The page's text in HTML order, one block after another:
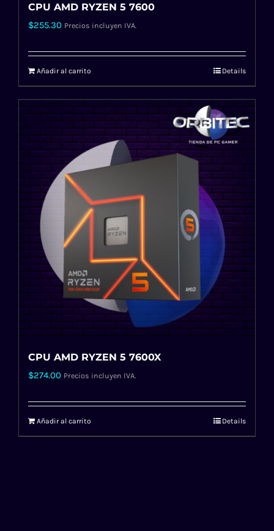
CPU AMD RYZEN 5 7600
$255.30 Precios incluyen IVA.
Añadir al carrito Details
CPU AMD RYZEN 5 7600X
$274.00 Precios incluyen IVA.
Añadir al carrito Details